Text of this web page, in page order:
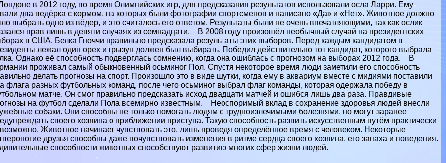
в 2012 году, во время Олимпийских игр, для предсказания результатов использовали осла Ларри. Ему
два ведёрка с кормом, на которых были фотографии спортсменов и написано «Да» и «Нет». Животное должно
выбрать одно из вёдер, и это считалось его ответом. Результаты были не очень впечатляющими, так как ослик
прав лишь в девяти случаях из семнадцати. В 2008 году произошёл необычный случай на президентских
в США. Белка Гноччи правильно предсказала результаты этих выборов. Перед каждым кандидатом в
лежал один орех и грызун должен был выбирать. Победил действительно тот кандидат, которого выбрала
Однако её способность подверглась сомнению, когда она ошиблась с прогнозом на выборах 2012 года. В
проживал самый обыкновенный осьминог Пол. Спустя некоторое время люди заметили его способность
делать прогнозы на спорт. Произошло это в виде шутки, когда ему в аквариум вместе с мидиями поставили
флага разных футбольных комaнд, после чего осьминог выбрал флаг комaнды, которая одержала победу в
матче. Он смог правильно предсказать исход двадцати матчей и ошибся лишь два раза. Правдивые
на футбол сделали Пола всемирно известным. Неоспоримый вклад в сохранение здоровья людей внесли
собаки. Они способны не только помогать людям с трудноизлечимыми болезнями, но могут заранее
своего хозяина о приближении приступа. Такую способность развить искусственным путём пpaктически
Животное начинает чувствовать это, лишь проведя определённое время с человеком. Некоторые
друзья способны даже почувствовать изменения в ритме сердца своего хозяина, его запаха и поведения.
способности животных способствуют развитию многих сфер жизни людей.